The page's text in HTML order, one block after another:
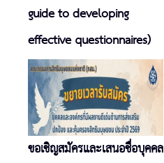
guide to developing
effective questionnaires)
ขอเชิญสมัครและเสนอชื่อบุคคล